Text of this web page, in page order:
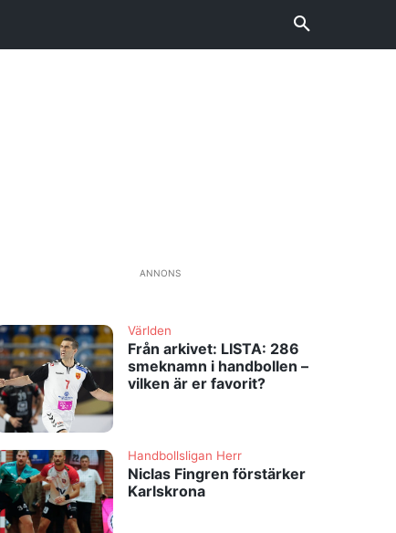
ANNONS
Världen
Från arkivet: LISTA: 286
smeknamn i handbollen –
vilken är er favorit?
Handbollsligan Herr
Niclas Fingren förstärker
Karlskrona